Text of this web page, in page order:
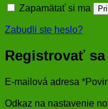
Zapamätať si ma
Zabudli ste heslo?
Registrovať sa
E-mailová adresa *
Odkaz na nastavenie